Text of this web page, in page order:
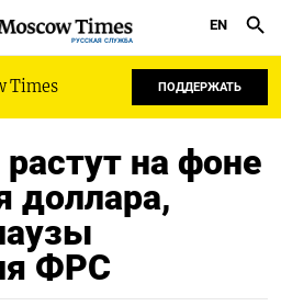
РУССКАЯ СЛУЖБА
EN
Times ПОДДЕРЖАТЬ
на фоне
доллара,
ФРС